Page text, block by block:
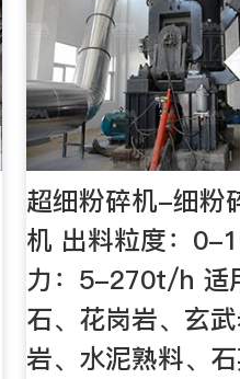
超细粉碎机-细粉
机 出料粒度：0-
力：5-270t/h 适
石、花岗岩、玄
岩、水泥熟料、